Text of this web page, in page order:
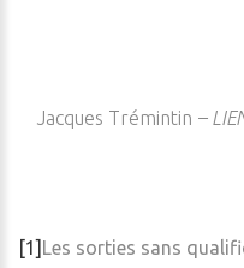
Jacques Trémintin –
[1] Les sorties sans